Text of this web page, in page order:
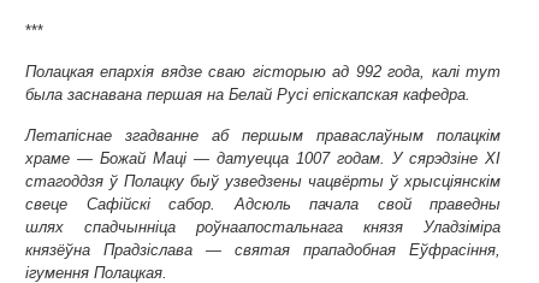
***
Полацкая епархія вядзе сваю гісторыю ад 992 года, калі тут
была заснавана першая на Белай Русі епіскапская кафедра.
Летапіснае згадванне аб першым праваслаўным полацкім
храме — Божай Маці — датуецца 1007 годам. У сярэдзіне ХІ
стагоддзя ў Полацку быў узведзены чацвёрты ў хрысціянскім
свеце Сафійскі сабор. Адсюль пачала свой праведны
шлях спадчынніца роўнаапостальнага князя Уладзіміра
князёўна Прадзіслава — святая прападобная Еўфрасіння,
ігумення Полацкая.